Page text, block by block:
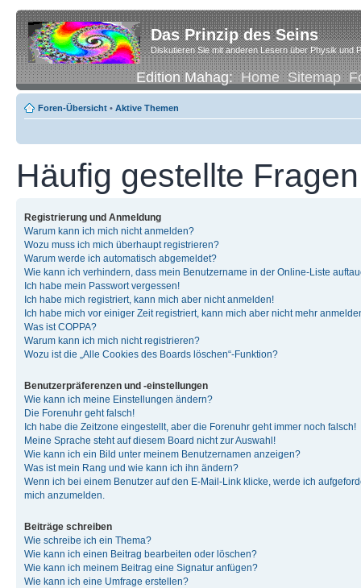
Das Prinzip des Seins
Diskutieren Sie mit anderen Lesern über Physik und
Edition Mahag:Home Sitemap
Foren-Übersicht • Aktive Themen
Häufig gestellte Fragen
Registrierung und Anmeldung
Warum kann ich mich nicht anmelden?
Wozu muss ich mich überhaupt registrieren?
Warum werde ich automatisch abgemeldet?
Wie kann ich verhindern, dass mein Benutzername in der Online-Liste
Ich habe mein Passwort vergessen!
Ich habe mich registriert, kann mich aber nicht anmelden!
Ich habe mich vor einiger Zeit registriert, kann mich aber nicht mehr
Was ist COPPA?
Warum kann ich mich nicht registrieren?
Wozu ist die „Alle Cookies des Boards löschen“-Funktion?
Benutzerpräferenzen und -einstellungen
Wie kann ich meine Einstellungen ändern?
Die Forenuhr geht falsch!
Ich habe die Zeitzone eingestellt, aber die Forenuhr geht immer noch falsch!
Meine Sprache steht auf diesem Board nicht zur Auswahl!
Wie kann ich ein Bild unter meinem Benutzernamen anzeigen?
Was ist mein Rang und wie kann ich ihn ändern?
Wenn ich bei einem Benutzer auf den E-Mail-Link klicke, werde ich
mich anzumelden.
Beiträge schreiben
Wie schreibe ich ein Thema?
Wie kann ich einen Beitrag bearbeiten oder löschen?
Wie kann ich meinem Beitrag eine Signatur anfügen?
Wie kann ich eine Umfrage erstellen?